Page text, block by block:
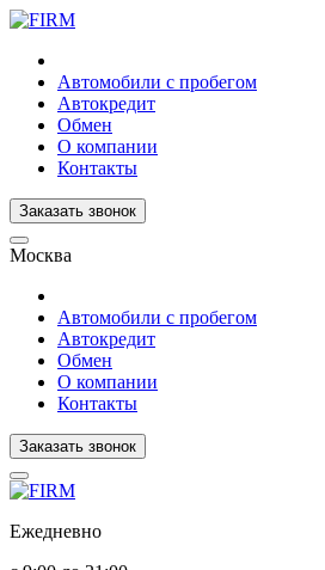
Автомобили с пробегом
Автокредит
Обмен
О компании
Контакты
Заказать звонок
Москва
Автомобили с пробегом
Автокредит
Обмен
О компании
Контакты
Заказать звонок
Ежедневно